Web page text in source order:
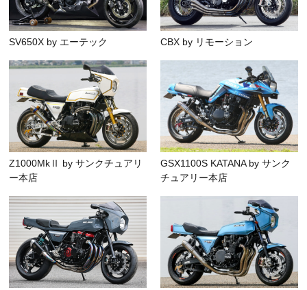
SV650X by エーテック CBX by リモーション
Z1000MkⅡ by サンクチュアリ
ー本店
GSX1100S KATANA by サンク
チュアリー本店